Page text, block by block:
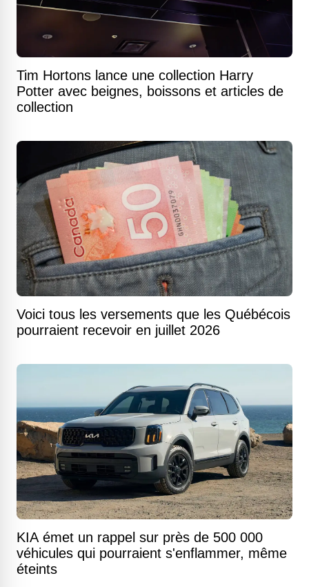
Tim Hortons lance une collection Harry
Potter avec beignes, boissons et articles de
collection
Voici tous les versements que les Québécois
pourraient recevoir en juillet 2026
KIA émet un rappel sur près de 500 000
véhicules qui pourraient s'enflammer, même
éteints